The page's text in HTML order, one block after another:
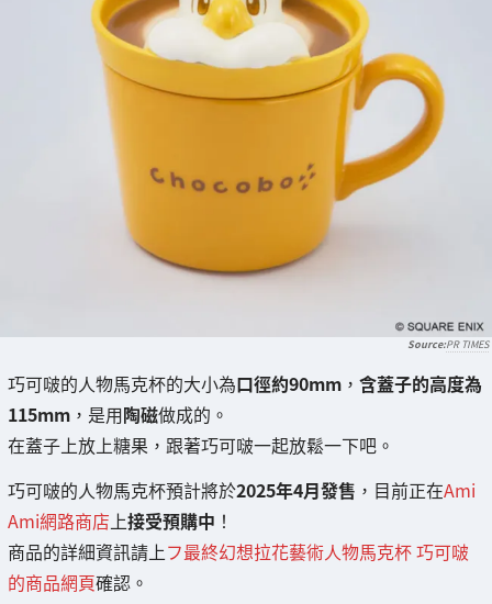
PR TIMES
巧可啵的人物馬克杯的大小為口徑約90mm ， 含蓋子的高度為
115mm ，是用陶磁做成的。
在蓋子上放上糖果，跟著巧可啵一起放鬆一下吧。
巧可啵的人物馬克杯預計將於2025年4月發售 ，目前正在Ami
Ami網路商店 上接受預購中 ！
商品的詳細資訊請上フ最終幻想拉花藝術人物馬克杯 巧可啵
的商品網頁確認。